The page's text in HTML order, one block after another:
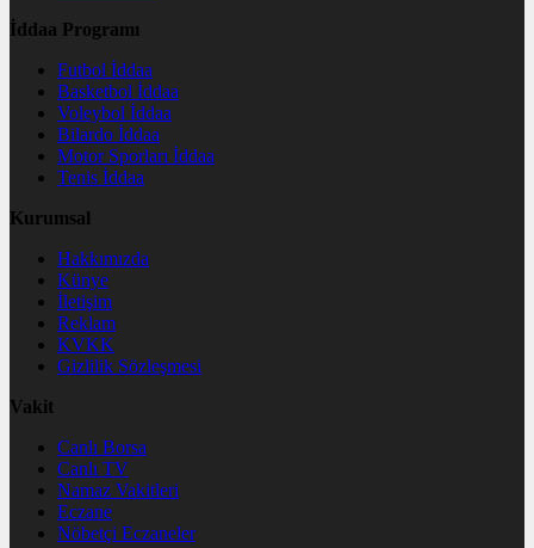
İddaa Programı
Futbol İddaa
Basketbol İddaa
Voleybol İddaa
Bilardo İddaa
Motor Sporları İddaa
Tenis İddaa
Kurumsal
Hakkımızda
Künye
İletişim
Reklam
KVKK
Gizlilik Sözleşmesi
Vakit
Canlı Borsa
Canlı TV
Namaz Vakitleri
Eczane
Nöbetçi Eczaneler